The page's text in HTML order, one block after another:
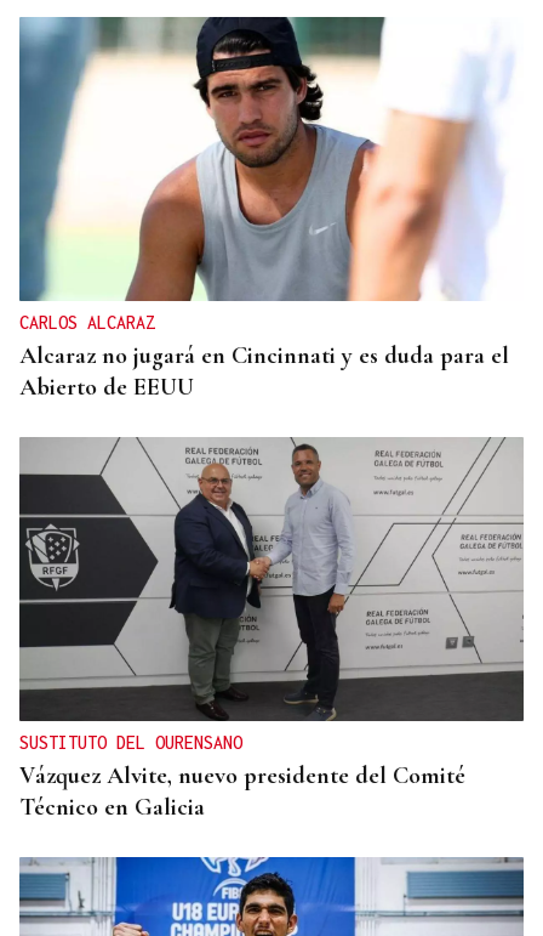
CARLOS ALCARAZ
Alcaraz no jugará en Cincinnati y es duda para el
Abierto de EEUU
SUSTITUTO DEL OURENSANO
Vázquez Alvite, nuevo presidente del Comité
Técnico en Galicia